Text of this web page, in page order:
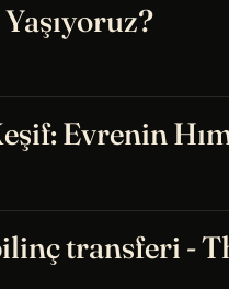
Evrenin
transferi -